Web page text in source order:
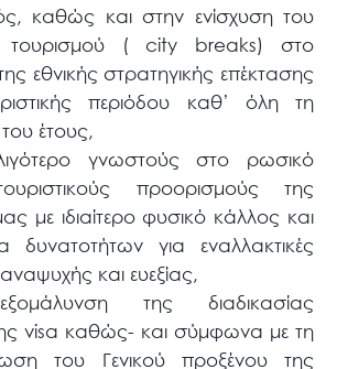
καθώς και στην ενίσχυση του
τουρισμού ( city breaks) στο
εθνικής στρατηγικής επέκτασης
περιόδου καθ’ όλη τη
του έτους,
γνωστούς στο ρωσικό
προορισμούς της
με ιδιαίτερο φυσικό κάλλος και
δυνατοτήτων για εναλλακτικές
και ευεξίας,
της διαδικασίας
visa καθώς- και σύμφωνα με τη
του Γενικού προξένου της